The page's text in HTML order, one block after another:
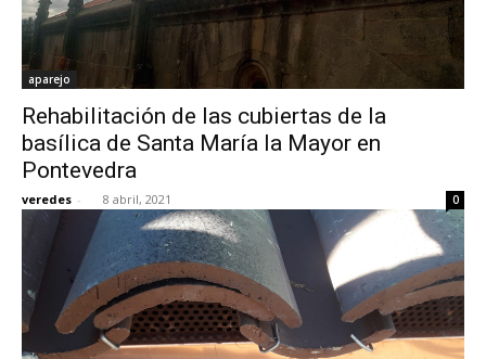
aparejo
Rehabilitación de las cubiertas de la
basílica de Santa María la Mayor en
Pontevedra
veredes - 8 abril, 2021 0